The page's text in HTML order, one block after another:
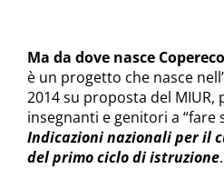
Ma da dove nasce
è un progetto che nasce
2014 su proposta del MIUR,
insegnanti e genitori a “fare
Indicazioni nazionali per il
del primo ciclo di istruzione.